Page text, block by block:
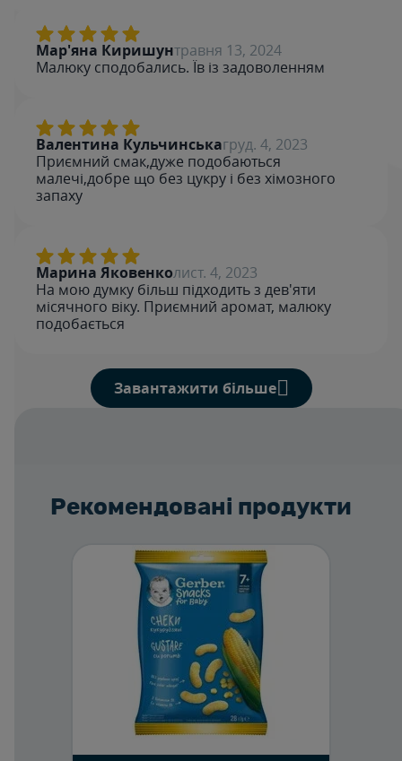
Мар'яна Киришунтравня 13, 2024
Малюку сподобались. Їв із задоволенням
Валентина Кульчинськагруд. 4, 2023
Приємний смак,дуже подобаються
малечі,добре що без цукру і без хімозного
запаху
Марина Яковенколист. 4, 2023
На мою думку більш підходить з дев'яти
місячного віку. Приємний аромат, малюку
подобається
Завантажити більше
Рекомендовані продукти